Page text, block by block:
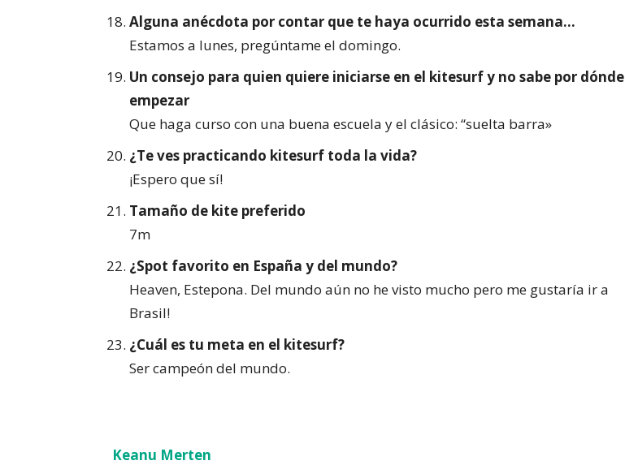
Alguna anécdota por contar que te haya ocurrido esta semana…
Estamos a lunes, pregúntame el domingo.
Un consejo para quien quiere iniciarse en el kitesurf y no sabe por dónde
empezar
Que haga curso con una buena escuela y el clásico: “suelta barra»
¿Te ves practicando kitesurf toda la vida?
¡Espero que sí!
Tamaño de kite preferido
7m
¿Spot favorito en España y del mundo?
Heaven, Estepona. Del mundo aún no he visto mucho pero me gustaría ir a
Brasil!
¿Cuál es tu meta en el kitesurf?
Ser campeón del mundo.
Keanu Merten